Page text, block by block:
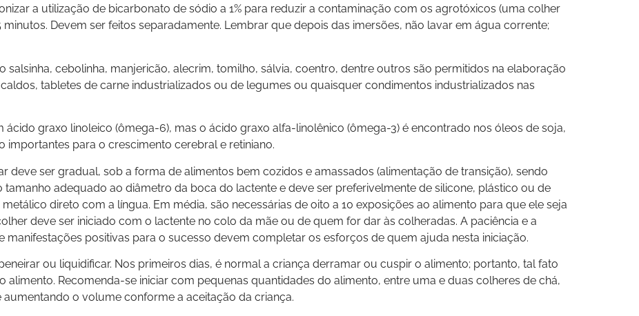
a utilização de bicarbonato de sódio a 1% para reduzir a contaminação com os agrotóxicos (uma colher
Devem ser feitos separadamente. Lembrar que depois das imersões, não lavar em água corrente;
salsinha, cebolinha, manjericão, alecrim, tomilho, sálvia, coentro, dentre outros são permitidos na elaboração
tabletes de carne industrializados ou de legumes ou quaisquer condimentos industrializados nas
ácido graxo linoleico (ômega-6), mas o ácido graxo alfa-linolênico (ômega-3) é encontrado nos óleos de soja,
importantes para o crescimento cerebral e retiniano.
deve ser gradual, sob a forma de alimentos bem cozidos e amassados (alimentação de transição), sendo
adequado ao diâmetro da boca do lactente e deve ser preferivelmente de silicone, plástico ou de
direto com a língua. Em média, são necessárias de oito a 10 exposições ao alimento para que ele seja
deve ser iniciado com o lactente no colo da mãe ou de quem for dar às colheradas. A paciência e a
positivas para o sucesso devem completar os esforços de quem ajuda nesta iniciação.
ou liquidificar. Nos primeiros dias, é normal a criança derramar ou cuspir o alimento; portanto, tal fato
alimento. Recomenda-se iniciar com pequenas quantidades do alimento, entre uma e duas colheres de chá,
o volume conforme a aceitação da criança.